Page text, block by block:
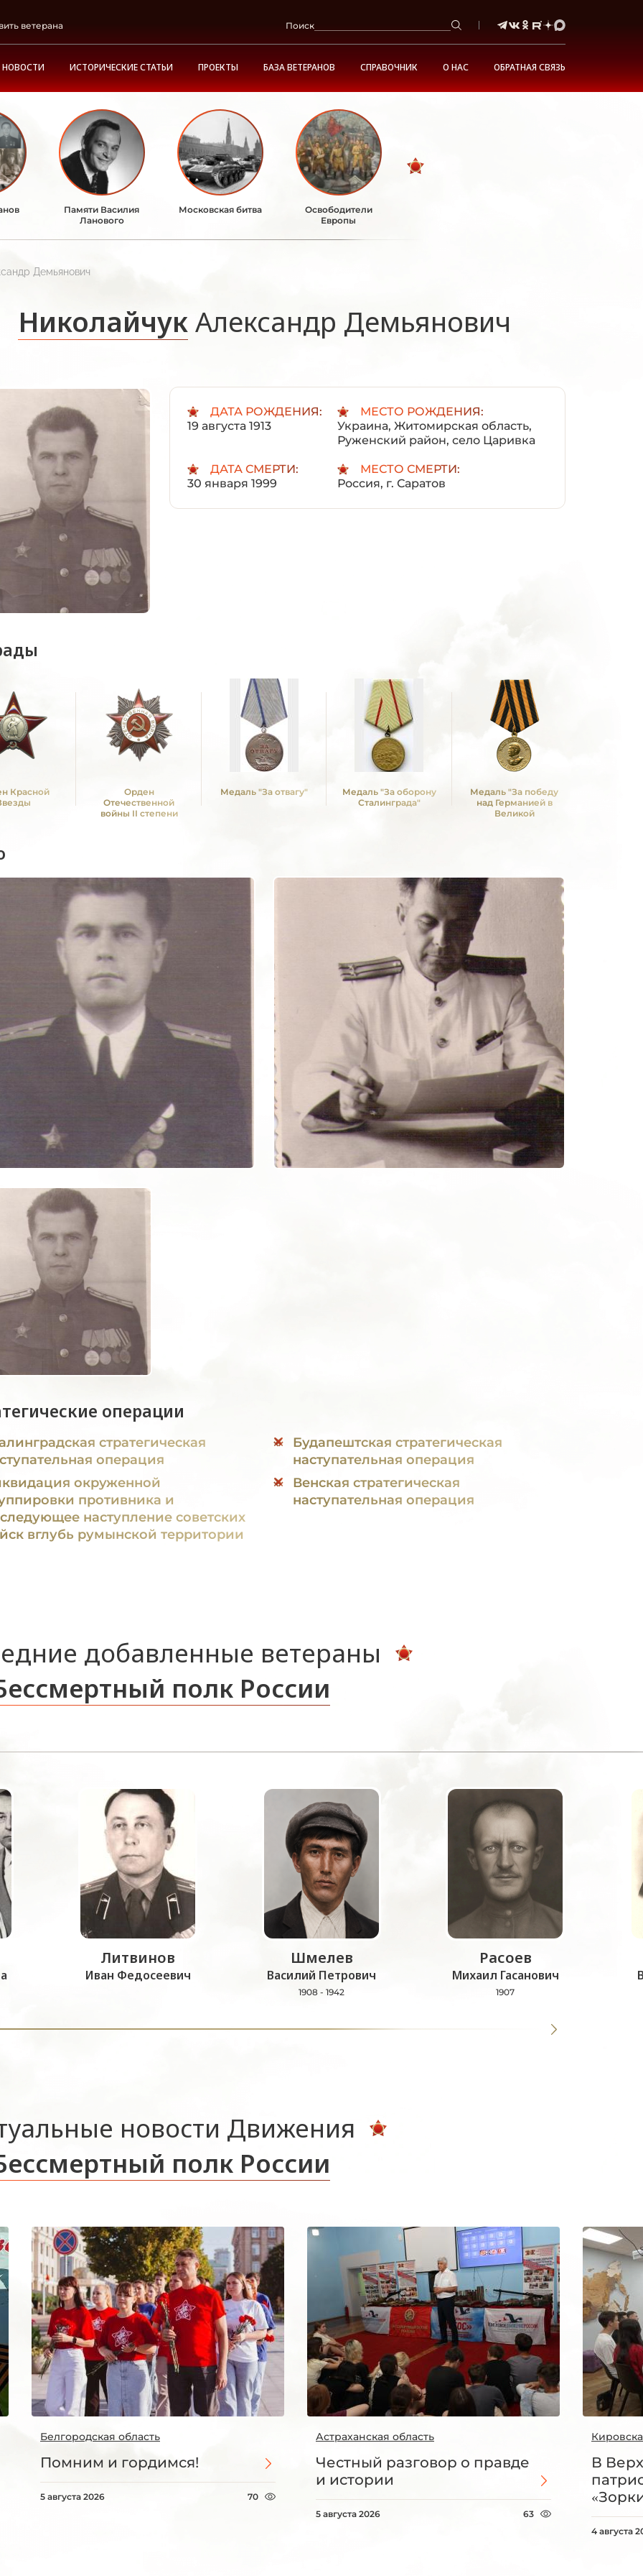
ветерана Поиск
НОВОСТИ ИСТОРИЧЕСКИЕ СТАТЬИ ПРОЕКТЫ БАЗА ВЕТЕРАНОВ СПРАВОЧНИК О НАС ОБРАТНАЯ СВЯЗЬ
Памяти Василия
Ланового
Московская битва
Освободители
Европы
Демьянович
Николайчук Александр Демьянович
ДАТА РОЖДЕНИЯ:
19 августа 1913
МЕСТО РОЖДЕНИЯ:
Украина, Житомирская область,
Руженский район, село Царивка
ДАТА СМЕРТИ:
30 января 1999
МЕСТО СМЕРТИ:
Россия, г. Саратов
Красной
Орден
Отечественной
войны II степени
Медаль "За отвагу"
Медаль "За оборону
Сталинграда"
Медаль "За победу
над Германией в
Великой
операции
стратегическая
операция
окруженной
противника и
наступление советских
вглубь румынской территории
Будапештская стратегическая
наступательная операция
Венская стратегическая
наступательная операция
добавленные ветераны
полк России
Литвинов
Иван Федосеевич
Шмелев
Василий Петрович
1908 - 1942
Расоев
Михаил Гасанович
1907
новости Движения
полк России
Белгородская область
Помним и гордимся!
5 августа 2026 70
Астраханская область
Честный разговор о правде
и истории
5 августа 2026 63
В
4 августа